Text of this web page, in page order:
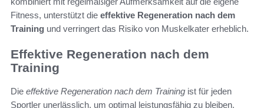
Fitness, unterstützt die effektive Regeneration nach dem
Training und verringert das Risiko von Muskelkater erheblich.
Effektive Regeneration nach dem
Training
Die effektive Regeneration nach dem Training ist für jeden
Sportler unerlässlich, um optimal leistungsfähig zu bleiben.